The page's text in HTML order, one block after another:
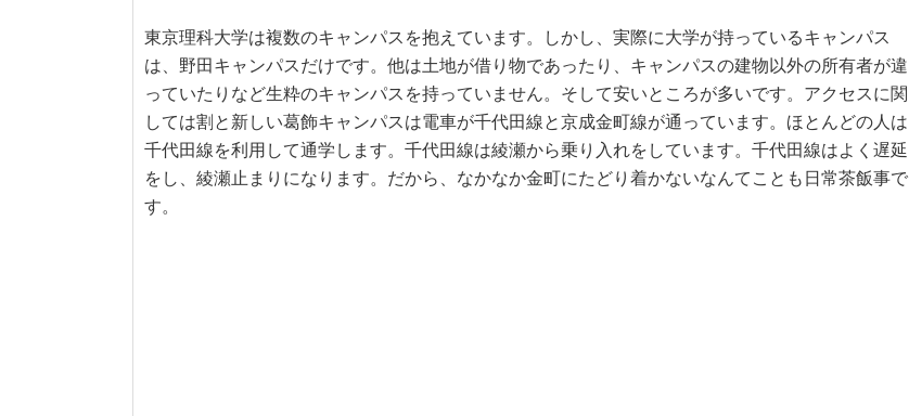
東京理科大学は複数のキャンパスを抱えています。しかし、実際に大学が持っているキャンパス
は、野田キャンパスだけです。他は土地が借り物であったり、キャンパスの建物以外の所有者が違
っていたりなど生粋のキャンパスを持っていません。そして安いところが多いです。アクセスに関
しては割と新しい葛飾キャンパスは電車が千代田線と京成金町線が通っています。ほとんどの人は
千代田線を利用して通学します。千代田線は綾瀬から乗り入れをしています。千代田線はよく遅延
をし、綾瀬止まりになります。だから、なかなか金町にたどり着かないなんてことも日常茶飯事で
す。